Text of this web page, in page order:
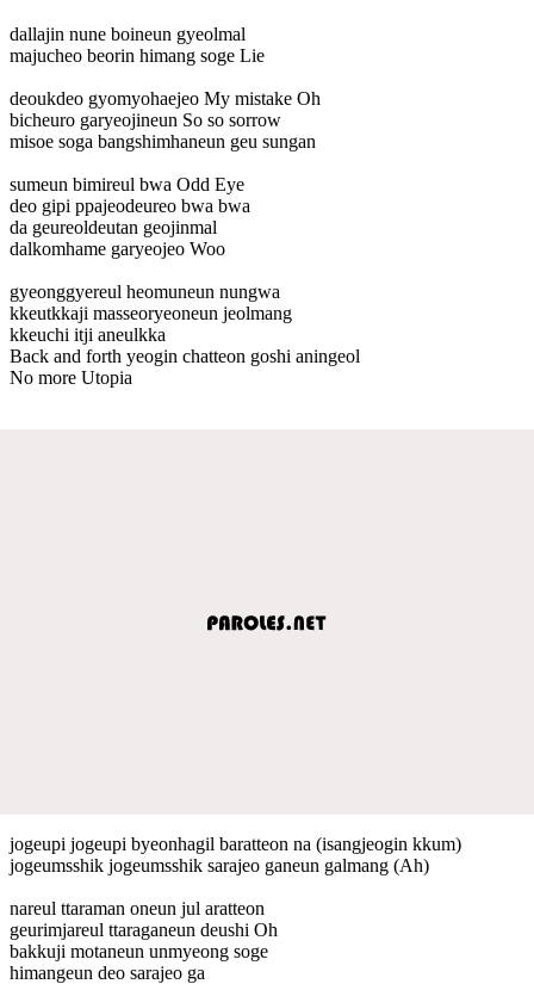
dallajin nune boineun gyeolmal
majucheo beorin himang soge Lie
deoukdeo gyomyohaejeo My mistake Oh
bicheuro garyeojineun So so sorrow
misoe soga bangshimhaneun geu sungan
sumeun bimireul bwa Odd Eye
deo gipi ppajeodeureo bwa bwa
da geureoldeutan geojinmal
dalkomhame garyeojeo Woo
gyeonggyereul heomuneun nungwa
kkeutkkaji masseoryeoneun jeolmang
kkeuchi itji aneulkka
Back and forth yeogin chatteon goshi aningeol
No more Utopia
jogeupi jogeupi byeonhagil baratteon na (isangjeogin kkum)
jogeumsshik jogeumsshik sarajeo ganeun galmang (Ah)
nareul ttaraman oneun jul aratteon
geurimjareul ttaraganeun deushi Oh
bakkuji motaneun unmyeong soge
himangeun deo sarajeo ga